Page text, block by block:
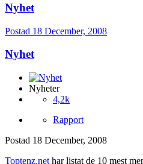
Nyhet
Postad 18 December, 2008
Nyhet
Nyheter
4,2k
Rapport
Postad 18 December, 2008
Toptenz.net har listat de 10 mest